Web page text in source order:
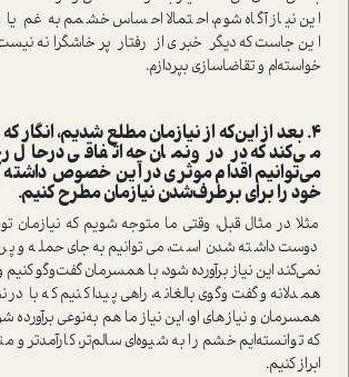
این نیاز آگاه شوم، احتمالا احساس خشمم به غم
این‌جا‌ست که دیگر خبری از رفتار پرخاشگرانه
خوا‌سته‌ام و تقاضا‌سازی بپردازم.
4. بعد از این‌که از نیازمان مطلع شدیم، انگار
می‌کند که در درونمان چه اتفاقی در‌حال
می‌توانیم اقدام موثری در این خصوص
خود را برای برطرف‌شدن نیازمان مطرح کنیم.
مثلا در مثال قبل، وقتی ما متوجه شویم که
دوست داشته شدن ا‌ست، می‌توانیم به‌جای حمله و
نمی‌کند این نیاز برآورده شود، با همسرمان گفت‌وگو
همدلانه و گفت‌وگوی بالغانه، راهی پیدا کنیم که با
همسرمان و نیاز‌های او، این نیاز ما هم به‌نوعی
که توانسته‌ایم خشم را به شیوه‌ای سالم‌تر، کارآمد‌تر و
ابراز کنیم.